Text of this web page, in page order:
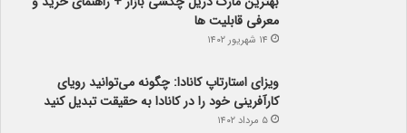
معرفی قابلیت ها
۱۴ شهریور ۱۴۰۲
ویزای استارتاپ کانادا: چگونه می‌توانید رویای
کارآفرینی خود را در کانادا به حقیقت تبدیل کنید
۵ مرداد ۱۴۰۲